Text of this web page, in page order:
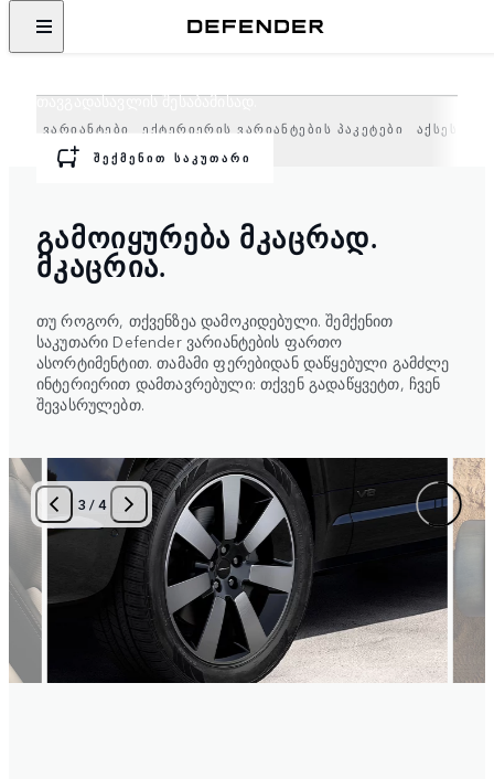
ᲐᲥᲡᲔᲡᲣᲐᲠᲔᲑᲘ
თავგადასავლის შესაბამისად.
ᲨᲔᲥᲛᲔᲜᲘᲗ ᲡᲐᲙᲣᲗᲐᲠᲘ
ᲕᲐᲠᲘᲐᲜᲢᲔᲑᲘ ᲔᲥᲢᲔᲠᲘᲔᲠᲘᲡ ᲕᲐᲠᲘᲐᲜᲢᲔᲑᲘᲡ ᲞᲐᲙᲔᲢᲔᲑᲘ
ᲒᲐᲛᲝᲘᲧᲣᲠᲔᲑᲐ ᲛᲙᲐᲪᲠᲐᲓ.
ᲛᲙᲐᲪᲠᲘᲐ.
თუ როგორ, თქვენზეა დამოკიდებული. შემქენით
საკუთარი Defender ვარიანტების ფართო
ასორტიმენტით. თამამი ფერებიდან დაწყებული გამძლე
ინტერიერით დამთავრებული: თქვენ გადაწყვეტთ, ჩვენ
შევასრულებთ.
3 /4